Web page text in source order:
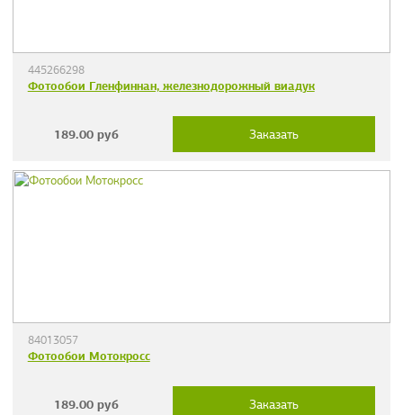
445266298
Фотообои Гленфиннан, железнодорожный виадук
189.00 руб Заказать
84013057
Фотообои Мотокросс
189.00 руб Заказать